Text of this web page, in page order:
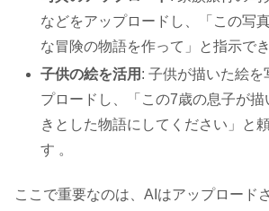
などをアップロードし、「この写
な冒険の物語を作って」と指示でき
子供の絵を活用 : 子供が描いた絵を
プロードし、「この7歳の息子が
きとした物語にしてください」と
す 。
ここで重要なのは、AIはアップロード